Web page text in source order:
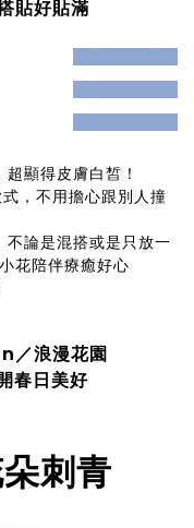
貼好貼滿
prev
next
prev
next
顯得皮膚白皙！
，不用擔心跟別人撞
不論是混搭或是只放一
花陪伴療癒好心
浪漫花園
春日美好
刺青